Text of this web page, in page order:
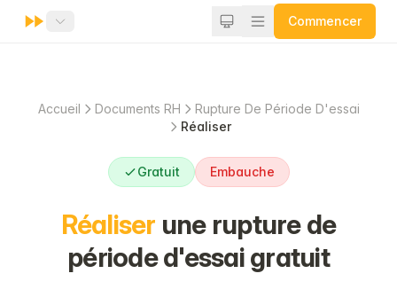
Commencer
Accueil Documents RH
Rupture De Période D'essai
Réaliser
Gratuit Embauche
Réaliser une rupture de
période d'essai gratuit